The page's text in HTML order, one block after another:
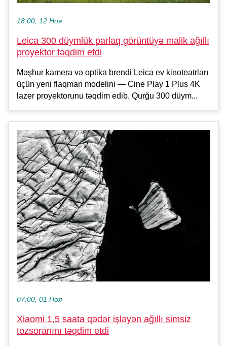
18:00, 12 Ноя
Leica 300 düymlük parlaq görüntüyə malik ağıllı
proyektor təqdim etdi
Məşhur kamera və optika brendi Leica ev kinoteatrları
üçün yeni flaqman modelini — Cine Play 1 Plus 4K
lazer proyektorunu təqdim edib. Qurğu 300 düym...
07:00, 01 Ноя
Xiaomi 1,5 saata qədər işləyən ağıllı simsiz
tozsoranını təqdim etdi